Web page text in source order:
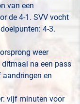
van een
de 4-1. SVV vocht
4-3.
weer
ditmaal na een pass
aandringen en
vijf minuten voor